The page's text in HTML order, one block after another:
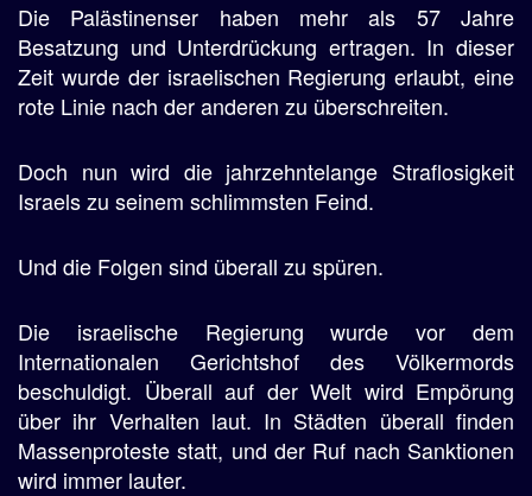
Die Palästinenser haben mehr als 57 Jahre
Besatzung und Unterdrückung ertragen. In dieser
Zeit wurde der israelischen Regierung erlaubt, eine
rote Linie nach der anderen zu überschreiten.
Doch nun wird die jahrzehntelange Straflosigkeit
Israels zu seinem schlimmsten Feind.
Und die Folgen sind überall zu spüren.
Die israelische Regierung wurde vor dem
Internationalen Gerichtshof des Völkermords
beschuldigt. Überall auf der Welt wird Empörung
über ihr Verhalten laut. In Städten überall finden
Massenproteste statt, und der Ruf nach Sanktionen
wird immer lauter.